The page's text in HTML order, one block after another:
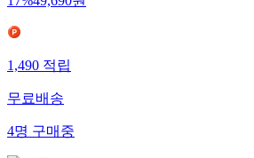
17%49,690원
1,490적립
무료배송
4명구매중